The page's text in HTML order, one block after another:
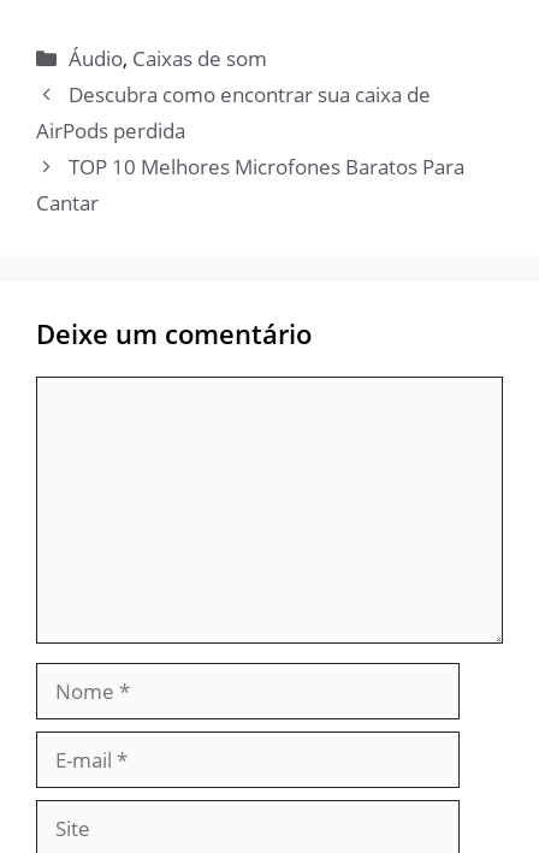
Categorias
Áudio, Caixas de som
Descubra como encontrar sua caixa de
AirPods perdida
TOP 10 Melhores Microfones Baratos Para
Cantar
Deixe um comentário
mail
Site